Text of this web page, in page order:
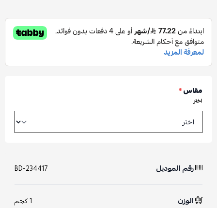
مقاس*
اختر
رقم الموديل BD-234417
الوزن 1 كجم